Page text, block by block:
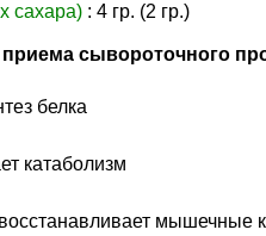
сахара) : 4 гр. (2 гр.)
сывороточного
белка
катаболизм
мышечные